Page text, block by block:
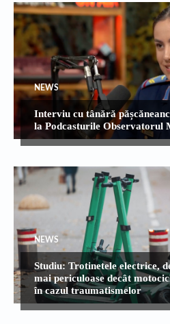
NEWS
Interviu cu tânără
la Podcasturile Observatorul
NEWS
Studiu: Trotinetele electrice,
mai periculoase decât
în cazul traumatismelor